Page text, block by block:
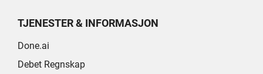
TJENESTER & INFORMASJON
Done.ai
Debet Regnskap